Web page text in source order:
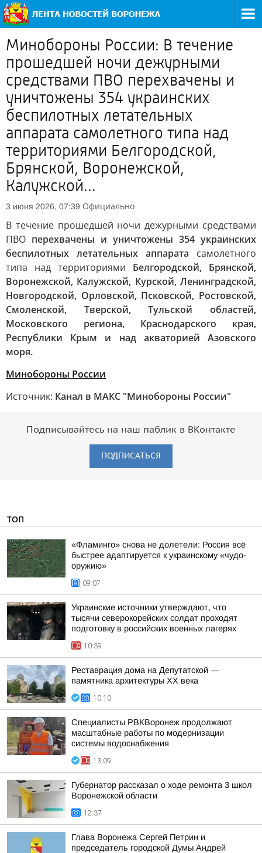
Минобороны России: В течение
прошедшей ночи дежурными
средствами ПВО перехвачены и
уничтожены 354 украинских
беспилотных летательных
аппарата самолетного типа над
территориями Белгородской,
Брянской, Воронежской,
Калужской...
3 июня 2026, 07:39 Официально
В течение прошедшей ночи дежурными средствами
ПВО перехвачены и уничтожены 354 украинских
беспилотных летательных аппарата самолетного
типа над территориями Белгородской, Брянской,
Воронежской, Калужской, Курской, Ленинградской,
Новгородской, Орловской, Псковской, Ростовской,
Смоленской, Тверской, Тульской областей,
Московского региона, Краснодарского края,
Республики Крым и над акваторией Азовского
моря.
Минобороны России
Источник: Канал в МАКС "Минобороны России"
Подписывайтесь на наш паблик в ВКонтакте
ПОДПИСАТЬСЯ
ТОП
«Фламинго» снова не долетели: Россия всё
быстрее адаптируется к украинскому «чудо-
оружию»
09:07
Украинские источники утверждают, что
тысячи северокорейских солдат проходят
подготовку в российских военных лагерях
10:39
Реставрация дома на Депутатской —
памятника архитектуры ХХ века
10:10
Специалисты РВКВоронеж продолжают
масштабные работы по модернизации
системы водоснабжения
13:09
Губернатор рассказал о ходе ремонта 3 школ
Воронежской области
12:37
Глава Воронежа Сергей Петрин и
председатель городской Думы Андрей